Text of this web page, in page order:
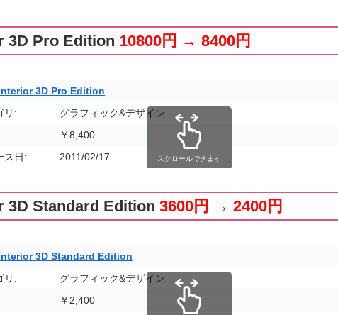
3D Pro Edition 10800円 → 8400円
3D Pro Edition
リ:
グラフィック&デザイン
￥8,400
ス日:
2011/02/17 スクロールできます
3D Standard Edition 3600円 → 2400円
3D Standard Edition
リ:
グラフィック&デザイン
￥2,400